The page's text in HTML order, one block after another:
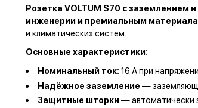
Розетка VOLTUM S70 с заземлением
инженерии и премиальным
и климатических систем.
Основные характеристики:
Номинальный ток:16 А при
Надёжное заземление —
Защитные шторки — автоматически